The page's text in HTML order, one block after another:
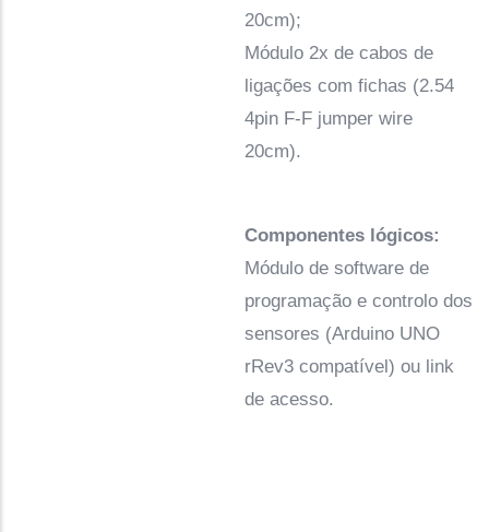
20cm);
Módulo 2x de cabos de
ligações com fichas (2.54
4pin F-F jumper wire
20cm).
Componentes lógicos:
Módulo de software de
programação e controlo dos
sensores (Arduino UNO
rRev3 compatível) ou link
de acesso.